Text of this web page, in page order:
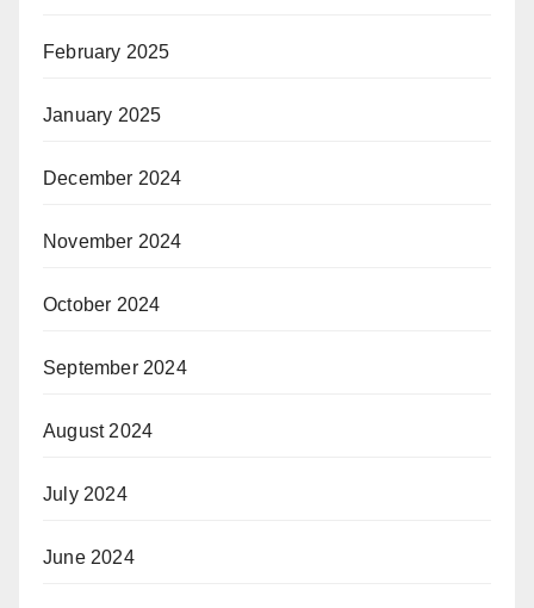
February 2025
January 2025
December 2024
November 2024
October 2024
September 2024
August 2024
July 2024
June 2024